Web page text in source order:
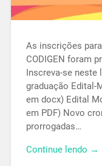
As inscrições
CODIGEN foram
Inscreva-se
graduação Edital-
em docx) Edital
em PDF) Novo
prorrogadas…
Continue lendo →